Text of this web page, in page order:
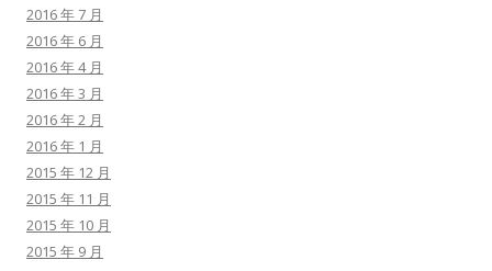
2016 年 7 月
2016 年 6 月
2016 年 4 月
2016 年 3 月
2016 年 2 月
2016 年 1 月
2015 年 12 月
2015 年 11 月
2015 年 10 月
2015 年 9 月